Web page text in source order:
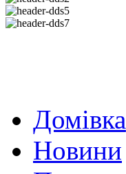
Домівка
Новини